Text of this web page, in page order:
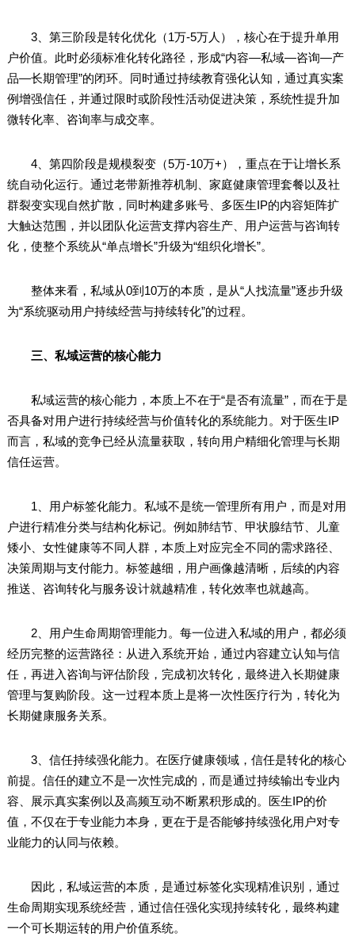
3、第三阶段是转化优化（1万-5万人），核心在于提升单用
户价值。此时必须标准化转化路径，形成“内容—私域—咨询—产
品—长期管理”的闭环。同时通过持续教育强化认知，通过真实案
例增强信任，并通过限时或阶段性活动促进决策，系统性提升加
微转化率、咨询率与成交率。
4、第四阶段是规模裂变（5万-10万+），重点在于让增长系
统自动化运行。通过老带新推荐机制、家庭健康管理套餐以及社
群裂变实现自然扩散，同时构建多账号、多医生IP的内容矩阵扩
大触达范围，并以团队化运营支撑内容生产、用户运营与咨询转
化，使整个系统从“单点增长”升级为“组织化增长”。
整体来看，私域从0到10万的本质，是从“人找流量”逐步升级
为“系统驱动用户持续经营与持续转化”的过程。
三、私域运营的核心能力
私域运营的核心能力，本质上不在于“是否有流量”，而在于是
否具备对用户进行持续经营与价值转化的系统能力。对于医生IP
而言，私域的竞争已经从流量获取，转向用户精细化管理与长期
信任运营。
1、用户标签化能力。私域不是统一管理所有用户，而是对用
户进行精准分类与结构化标记。例如肺结节、甲状腺结节、儿童
矮小、女性健康等不同人群，本质上对应完全不同的需求路径、
决策周期与支付能力。标签越细，用户画像越清晰，后续的内容
推送、咨询转化与服务设计就越精准，转化效率也就越高。
2、用户生命周期管理能力。每一位进入私域的用户，都必须
经历完整的运营路径：从进入系统开始，通过内容建立认知与信
任，再进入咨询与评估阶段，完成初次转化，最终进入长期健康
管理与复购阶段。这一过程本质上是将一次性医疗行为，转化为
长期健康服务关系。
3、信任持续强化能力。在医疗健康领域，信任是转化的核心
前提。信任的建立不是一次性完成的，而是通过持续输出专业内
容、展示真实案例以及高频互动不断累积形成的。医生IP的价
值，不仅在于专业能力本身，更在于是否能够持续强化用户对专
业能力的认同与依赖。
因此，私域运营的本质，是通过标签化实现精准识别，通过
生命周期实现系统经营，通过信任强化实现持续转化，最终构建
一个可长期运转的用户价值系统。